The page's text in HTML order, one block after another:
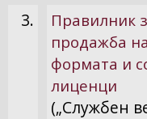
3.
Правилник
продажба
формата и
лиценци
(„Службен